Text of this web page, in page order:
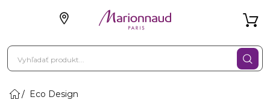
Eco Design